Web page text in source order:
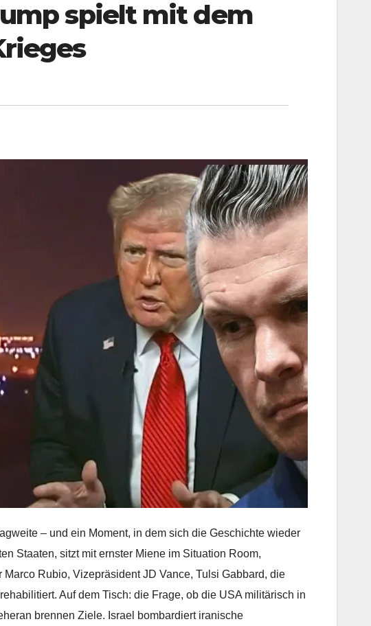
spielt mit dem
– und ein Moment, in dem sich die Geschichte wieder
Staaten, sitzt mit ernster Miene im Situation Room,
Rubio, Vizepräsident JD Vance, Tulsi Gabbard, die
Auf dem Tisch: die Frage, ob die USA militärisch in
brennen Ziele. Israel bombardiert iranische